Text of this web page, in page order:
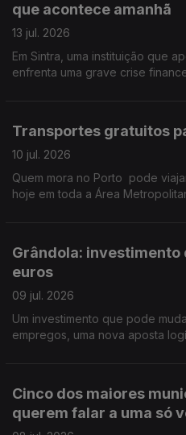
que acontece amanhã
13 jul. 2026
Em Sintra, uma instituição que
enfrenta uma grave crise
Transportes gratuitos
10 jul. 2026
Quem mora no Porto pode
hoje em toda a Área
Grândola: investimento
euros
09 jul. 2026
Um investimento que pode mudar o futuro de Grândola. Mil
empregos, uma nova aposta
Cinco dos maiores
querem falar a uma só